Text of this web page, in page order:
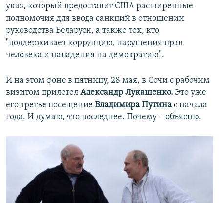
указ, который предоставит США расширенные
полномочия для ввода санкций в отношении
руководства Беларуси, а также тех, кто
"поддерживает коррупцию, нарушения прав
человека и нападения на демократию".
И на этом фоне в пятницу, 28 мая, в Сочи с рабочим
визитом прилетел Александр Лукашенко. Это уже
его третье посещение Владимира Путина с начала
года. И думаю, что последнее. Почему – объясню.